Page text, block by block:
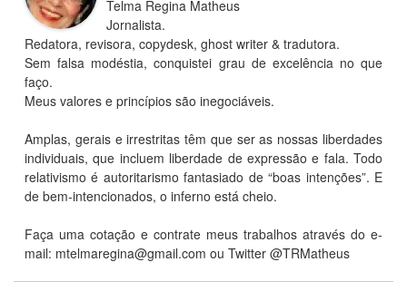
Telma Regina Matheus
Jornalista.
Redatora, revisora, copydesk, ghost writer & tradutora.
Sem falsa modéstia, conquistei grau de excelência no que
faço.
Meus valores e princípios são inegociáveis.
Amplas, gerais e irrestritas têm que ser as nossas liberdades
individuais, que incluem liberdade de expressão e fala. Todo
relativismo é autoritarismo fantasiado de “boas intenções”. E
de bem-intencionados, o inferno está cheio.
Faça uma cotação e contrate meus trabalhos através do e-
mail: mtelmaregina@gmail.com ou Twitter @TRMatheus